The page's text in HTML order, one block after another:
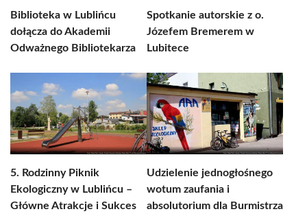
Biblioteka w Lublińcu
dołącza do Akademii
Odważnego Bibliotekarza
Spotkanie autorskie z o.
Józefem Bremerem w
Lubitece
5. Rodzinny Piknik
Ekologiczny w Lublińcu –
Główne Atrakcje i Sukces
Udzielenie jednogłośnego
wotum zaufania i
absolutorium dla Burmistrza